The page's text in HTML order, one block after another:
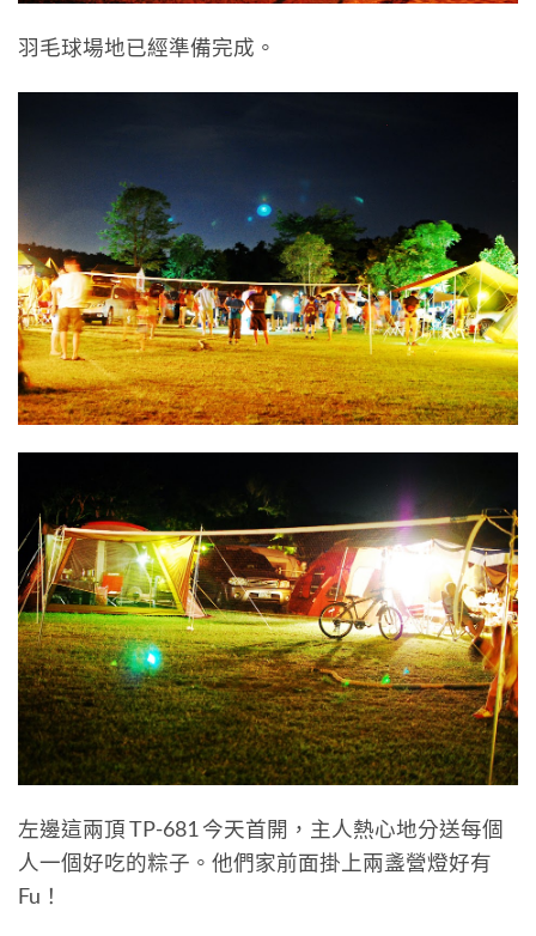
羽毛球場地已經準備完成。
左邊這兩頂 TP-681 今天首開，主人熱心地分送每個
人一個好吃的粽子。他們家前面掛上兩盞營燈好有
Fu！